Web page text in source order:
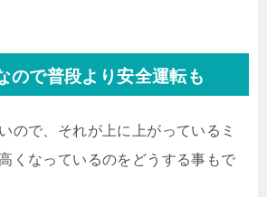
ので普段より安全運転も
ので、それが上に上がっているミ
くなっているのをどうする事もで